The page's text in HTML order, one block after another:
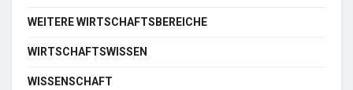
WEITERE WIRTSCHAFTSBEREICHE
WIRTSCHAFTSWISSEN
WISSENSCHAFT